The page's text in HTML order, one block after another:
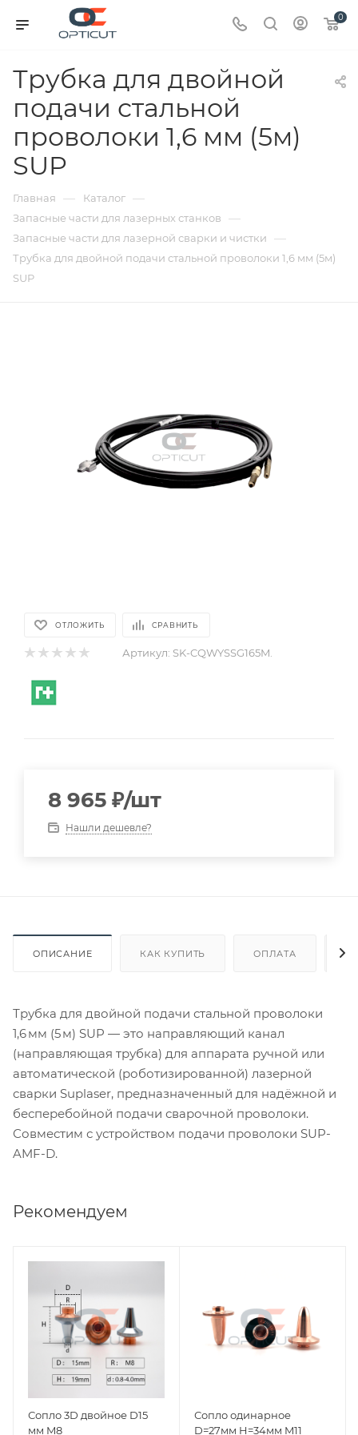
0
Трубка для двойной
подачи стальной
проволоки 1,6 мм (5м)
SUP
Главная — Каталог —
Запасные части для лазерных станков —
Запасные части для лазерной сварки и чистки —
Трубка для двойной подачи стальной проволоки 1,6 мм (5м)
SUP
ОТЛОЖИТЬ СРАВНИТЬ
Артикул: SK-CQWYSSG165M.
8 965 ₽/шт
Нашли дешевле?
ОПИСАНИЕ КАК КУПИТЬ ОПЛАТА
Трубка для двойной подачи стальной проволоки
1,6 мм (5 м) SUP — это направляющий канал
(направляющая трубка) для аппарата ручной или
автоматической (роботизированной) лазерной
сварки Suplaser, предназначенный для надёжной и
бесперебойной подачи сварочной проволоки.
Совместим с устройством подачи проволоки SUP-
AMF-D.
Рекомендуем
Сопло 3D двойное D15
мм M8
Сопло одинарное
D=27мм H=34мм M11